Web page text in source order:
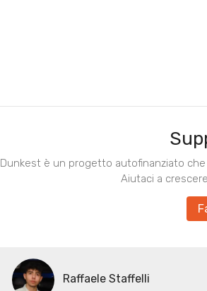
Dunkest è un progetto autofinanziato
Aiutaci a
Raffaele Staffelli